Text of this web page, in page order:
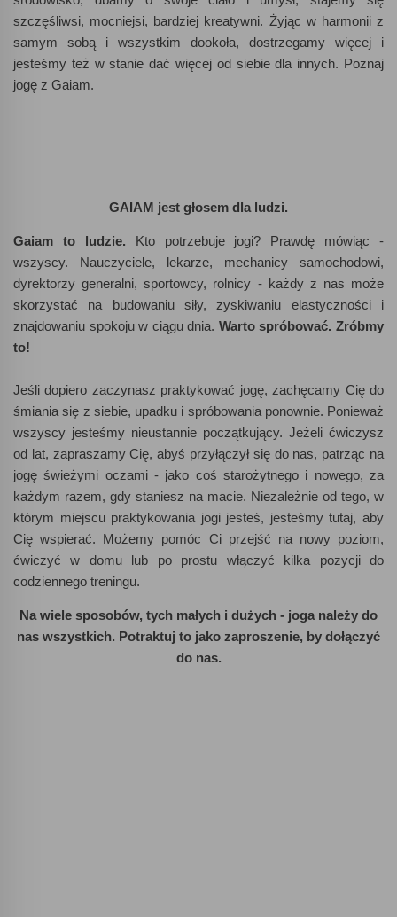
szczęśliwsi, mocniejsi, bardziej kreatywni. Żyjąc w harmonii z
samym sobą i wszystkim dookoła, dostrzegamy więcej i
jesteśmy też w stanie dać więcej od siebie dla innych. Poznaj
jogę z Gaiam.
GAIAM jest głosem dla ludzi.
Gaiam to ludzie. Kto potrzebuje jogi? Prawdę mówiąc -
wszyscy. Nauczyciele, lekarze, mechanicy samochodowi,
dyrektorzy generalni, sportowcy, rolnicy - każdy z nas może
skorzystać na budowaniu siły, zyskiwaniu elastyczności i
znajdowaniu spokoju w ciągu dnia. Warto spróbować. Zróbmy
to!
Jeśli dopiero zaczynasz praktykować jogę, zachęcamy Cię do
śmiania się z siebie, upadku i spróbowania ponownie. Ponieważ
wszyscy jesteśmy nieustannie początkujący. Jeżeli ćwiczysz
od lat, zapraszamy Cię, abyś przyłączył się do nas, patrząc na
jogę świeżymi oczami - jako coś starożytnego i nowego, za
każdym razem, gdy staniesz na macie. Niezależnie od tego, w
którym miejscu praktykowania jogi jesteś, jesteśmy tutaj, aby
Cię wspierać. Możemy pomóc Ci przejść na nowy poziom,
ćwiczyć w domu lub po prostu włączyć kilka pozycji do
codziennego treningu.
Na wiele sposobów, tych małych i dużych - joga należy do
nas wszystkich. Potraktuj to jako zaproszenie, by dołączyć
do nas.